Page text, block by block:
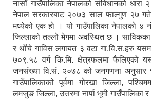
नासोँ गाउँपालिका नेपालको संविधानको धारा
नेपाल सरकारबाट २०७३ साल फाल्गुण २७
मध्येको एक हो । यो गाउँपालिका नेपालको ४
जिल्लाको तल्लो भेगमा अवस्थित छ । साविकका
र थोँचे गाविस लगायत ३ वटा गा.वि.स.हरु
७०९.५८ वर्ग कि.मि. क्षेत्रफलमा फैलिएको
जनसंख्या वि.सं. २०७८ को जनगणना
गाउँपालिकाको पूर्वमा गोरखा जिल्ला,
लमजुङ जिल्ला, उत्तरमा नार्पा भूमी गाउँपालिका